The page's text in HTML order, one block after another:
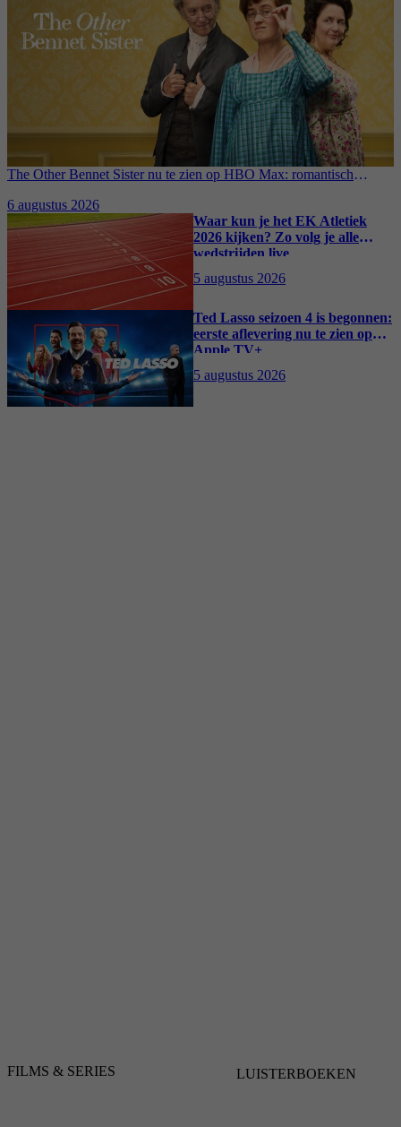
The Other Bennet Sister nu te zien op HBO Max: romantisch
6 augustus 2026
Waar kun je het EK Atletiek
2026 kijken? Zo volg je alle
wedstrijden live
5 augustus 2026
Ted Lasso seizoen 4 is begonnen:
eerste aflevering nu te zien op
Apple TV+
5 augustus 2026
FILMS & SERIES LUISTERBOEKEN